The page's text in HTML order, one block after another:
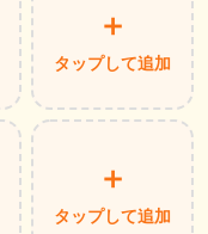
＋
タップして追加
＋
タップして追加